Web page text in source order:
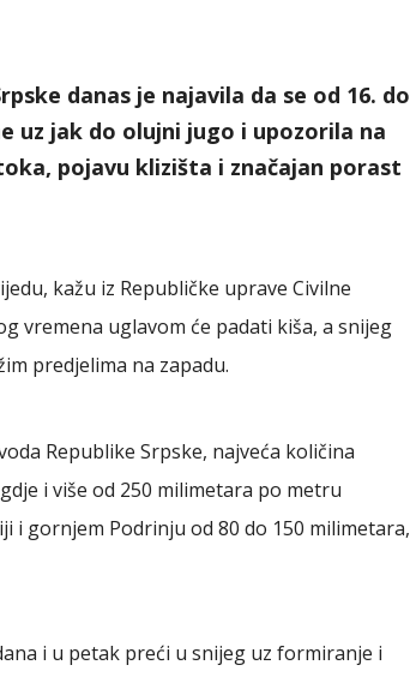
danas je najavila da se od 16. do
uz jak do olujni jugo i upozorila na
pojavu klizišta i značajan porast
kažu iz Republičke uprave Civilne
vremena uglavom će padati kiša, a snijeg
predjelima na zapadu.
Republike Srpske, najveća količina
i više od 250 milimetara po metru
i gornjem Podrinju od 80 do 150 milimetara,
i u petak preći u snijeg uz formiranje i